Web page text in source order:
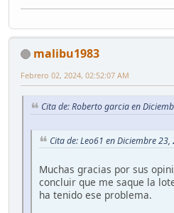
malibu1983
Febrero 02, 2024, 02:52:07 AM
Cita de: Roberto garcia en
Cita de: Leo61 en Diciembre
Muchas gracias por sus
concluir que me saque la
ha tenido ese problema.